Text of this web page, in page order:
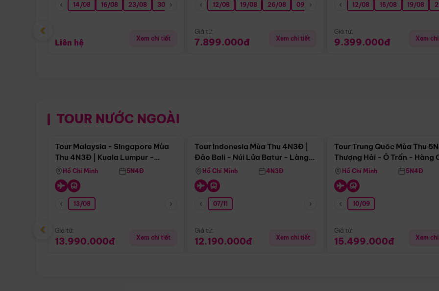
14/08 16/08 23/08 30/08 06/09 13/09 20/09 27/09
Liên hệ Xem chi tiết
12/08 19/08 26/08 09/09 16/09 23/09 30/09 07/10
Giá từ:
7.899.000đ Xem chi tiết
12/08 15/08 19/08
Giá từ:
9.399.000đ Xem
‹
TOUR NƯỚC NGOÀI
Điểm nổi bật
Tour Malaysia - Singapore Mùa
Thu 4N3Đ | Kuala Lumpur -
Malacca - Johor Baru -
Singapore
Hồ Chí Minh 5N4Đ
13/08
Giá từ:
13.990.000đ Xem chi tiết
Tour Indonesia Mùa Thu 4N3Đ |
Đảo Bali - Núi Lửa Batur - Làng
Penglipuran
Hồ Chí Minh 4N3Đ
07/11
Giá từ:
12.190.000đ Xem chi tiết
Tour Trung Quôc Mùa Thu
Thượng Hải - Ô Trấn - Hàng
(Tour Không Shopping)
Hồ Chí Minh 5N4Đ
10/09
Giá từ:
15.499.000đ Xem
‹